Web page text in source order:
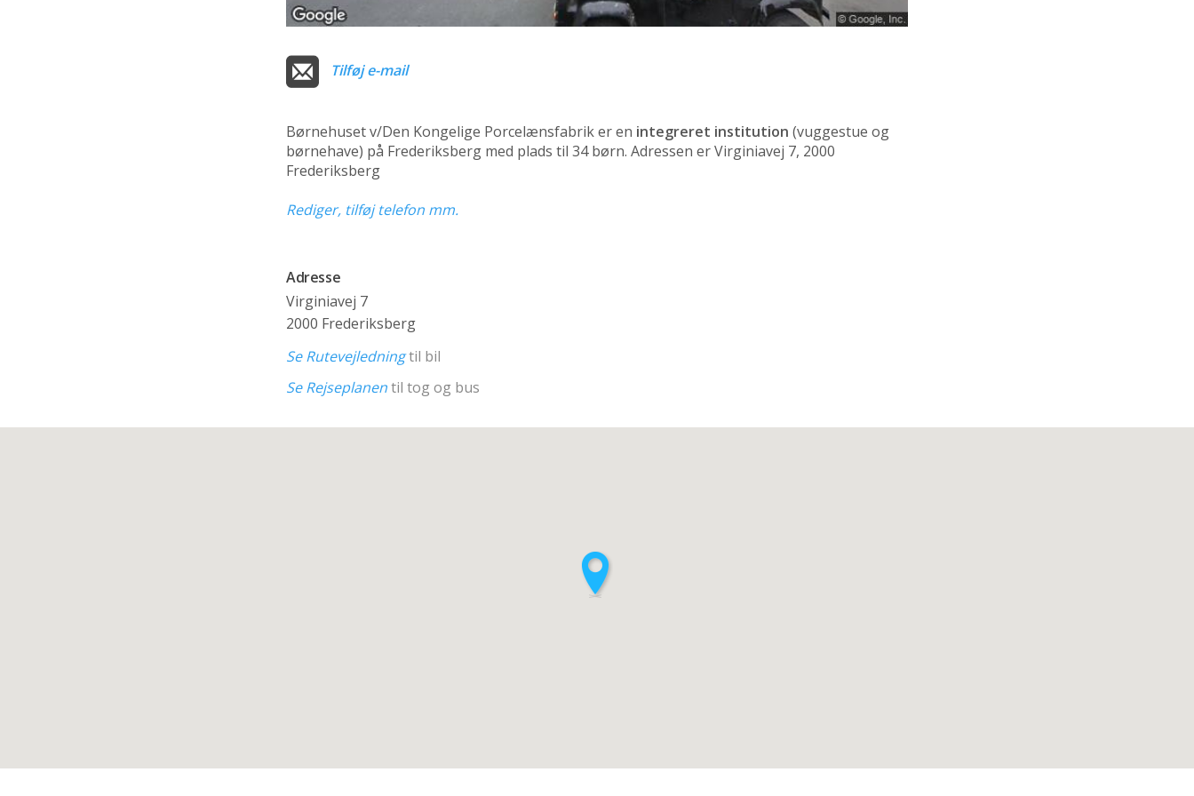
Tilføj e-mail
Børnehuset v/Den Kongelige Porcelænsfabrik er en integreret institution (vuggestue og
børnehave) på Frederiksberg med plads til 34 børn. Adressen er Virginiavej 7, 2000
Frederiksberg
Rediger, tilføj telefon mm.
Adresse
Virginiavej 7
2000 Frederiksberg
Se Rutevejledningtil bil
Se Rejseplanentil tog og bus